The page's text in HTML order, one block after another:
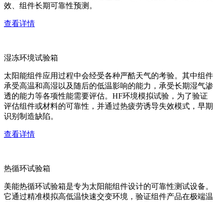
效、组件长期可靠性预测。
查看详情
湿冻环境试验箱
太阳能组件应用过程中会经受各种严酷天气的考验。其中组件
承受高温和高湿以及随后的低温影响的能力，承受长期湿气渗
透的能力等各项性能需要评估。HF环境模拟试验，为了验证
评估组件或材料的可靠性，并通过热疲劳诱导失效模式，早期
识别制造缺陷。
查看详情
热循环试验箱
美能热循环试验箱是专为太阳能组件设计的可靠性测试设备。
它通过精准模拟高低温快速交变环境，验证组件产品在极端温